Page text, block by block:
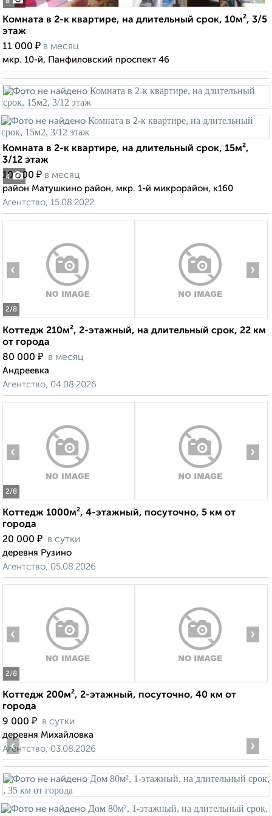
Комната в 2-к квартире, на длительный срок, 10м², 3/5
этаж
11 000 ₽ в месяц
мкр. 10-й, Панфиловский проспект 46
4
Комната в 2-к квартире, на длительный срок, 15м²,
3/12 этаж
10 000 ₽ в месяц
район Матушкино район, мкр. 1-й микрорайон, к160
Агентство, 15.08.2022
2/8
‹ ›
Коттедж 210м², 2-этажный, на длительный срок, 22 км
от города
80 000 ₽ в месяц
Андреевка
Агентство, 04.08.2026
2/8
‹ ›
Коттедж 1000м², 4-этажный, посуточно, 5 км от
города
20 000 ₽ в сутки
деревня Рузино
Агентство, 05.08.2026
2/8
‹ ›
Коттедж 200м², 2-этажный, посуточно, 40 км от
города
9 000 ₽ в сутки
деревня Михайловка
Агентство, 03.08.2026
‹ ›